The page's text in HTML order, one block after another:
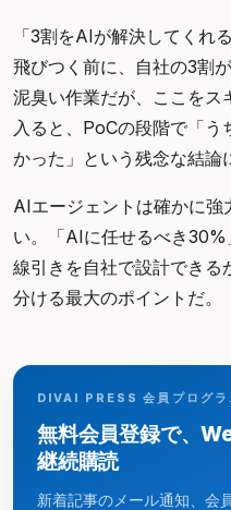
「3割をAIが解決してくれ
飛びつく前に、自社の3割
泥臭い作業だが、ここをス
入ると、PoCの段階で「
かった」という残念な結論
AIエージェントは確かに強
い。「AIに任せるべき
線引きを自社で設計できる
分ける最大のポイントだ。
DIVAI PRESS 会員プログラ
無料会員登録で、
継続購読
新着記事のメール通知、会